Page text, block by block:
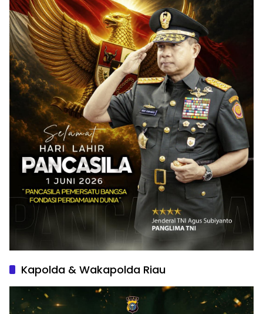
Kapolda & Wakapolda Riau